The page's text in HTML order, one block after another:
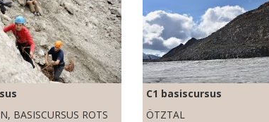
BASISCURSUS ROTS
C1 basiscursus
ÖTZTAL